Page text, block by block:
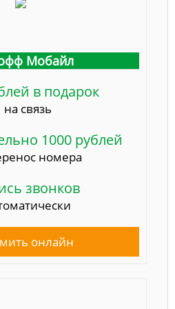
Мобайл
в подарок
на связь
1000 рублей
номера
звонков
онлайн